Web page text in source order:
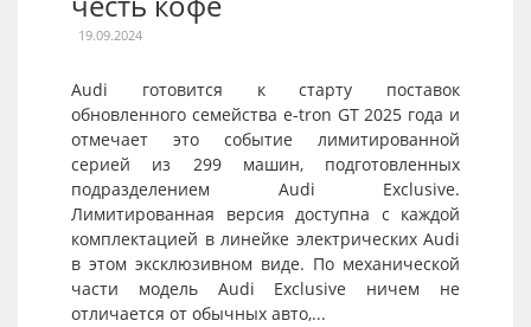
19.09.2024
Audi готовится к старту поставок
обновленного семейства e-tron GT 2025 года и
отмечает это событие лимитированной
серией из 299 машин, подготовленных
подразделением Audi Exclusive.
Лимитированная версия доступна с каждой
комплектацией в линейке электрических Audi
в этом эксклюзивном виде. По механической
части модель Audi Exclusive ничем не
отличается от обычных авто,...